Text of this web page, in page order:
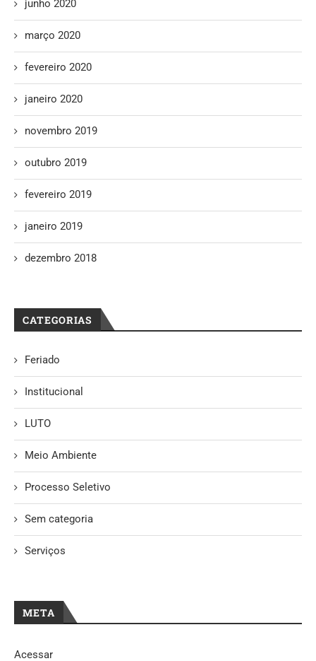
junho 2020
março 2020
fevereiro 2020
janeiro 2020
novembro 2019
outubro 2019
fevereiro 2019
janeiro 2019
dezembro 2018
CATEGORIAS
Feriado
Institucional
LUTO
Meio Ambiente
Processo Seletivo
Sem categoria
Serviços
META
Acessar